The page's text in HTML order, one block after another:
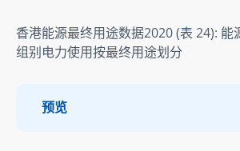
香港能源最终用途数据2020 (表 24): 能
组别电力使用按最终用途划分
预览